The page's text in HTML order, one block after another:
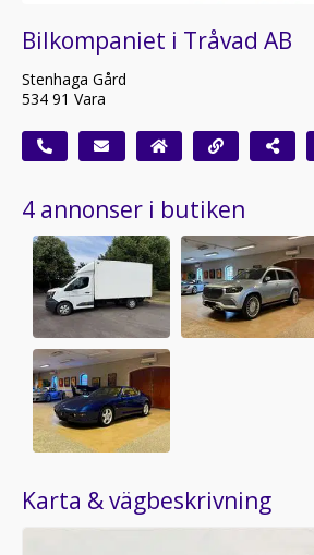
Bilkompaniet i Tråvad AB
Stenhaga Gård
534 91 Vara
4 annonser i butiken
Karta & vägbeskrivning